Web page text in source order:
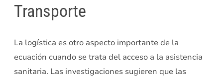
Transporte
La logística es otro aspecto importante de la
ecuación cuando se trata del acceso a la asistencia
sanitaria. Las investigaciones sugieren que las